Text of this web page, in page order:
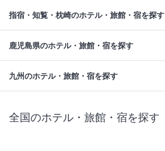
指宿・知覧・枕崎のホテル・旅館・宿を探す
鹿児島県のホテル・旅館・宿を探す
九州のホテル・旅館・宿を探す
全国のホテル・旅館・宿を探す